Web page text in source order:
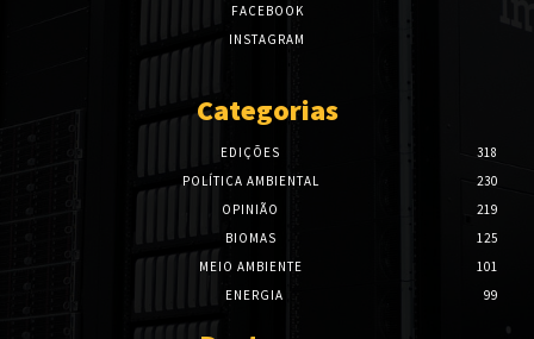
FACEBOOK
INSTAGRAM
Categorias
EDIÇÕES
318
POLÍTICA AMBIENTAL
230
OPINIÃO
219
BIOMAS
125
MEIO AMBIENTE
101
ENERGIA
99